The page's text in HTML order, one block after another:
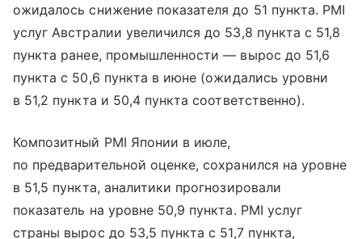
ожидалось снижение показателя до 51 пункта. PMI
услуг Австралии увеличился до 53,8 пункта с 51,8
пункта ранее, промышленности — вырос до 51,6
пункта с 50,6 пункта в июне (ожидались уровни
в 51,2 пункта и 50,4 пункта соответственно).
Композитный PMI Японии в июле,
по предварительной оценке, сохранился на уровне
в 51,5 пункта, аналитики прогнозировали
показатель на уровне 50,9 пункта. PMI услуг
страны вырос до 53,5 пункта с 51,7 пункта,